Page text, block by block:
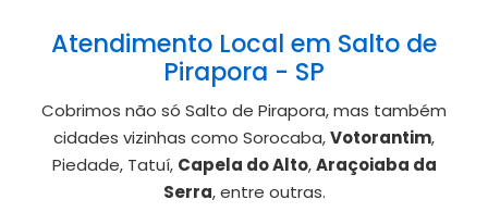
Atendimento Local em Salto de
Pirapora - SP
Cobrimos não só Salto de Pirapora, mas também
cidades vizinhas como Sorocaba,Votorantim,
Piedade, Tatuí, Capela do Alto,Araçoiaba da
Serra, entre outras.